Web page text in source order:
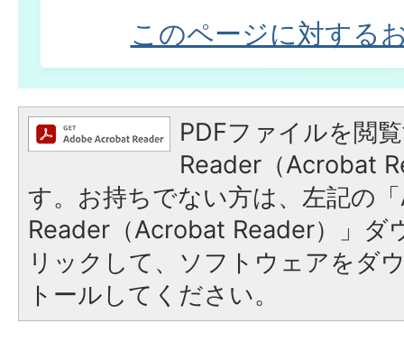
このページに対する
PDFファイルを閲
Reader（Acrobat
す。お持ちでない方は、左記の
Reader（Acrobat Reader）」ダ
リックして、ソフトウェアをダ
トールしてください。